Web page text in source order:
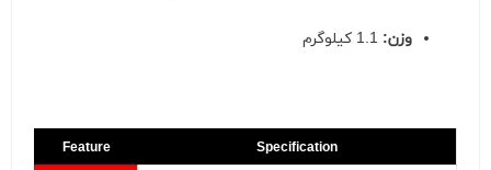
وزن:
Specification
Feature